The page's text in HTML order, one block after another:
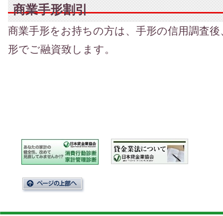
商業手形割引
商業手形をお持ちの方は、手形の信用調査
形でご融資致します。